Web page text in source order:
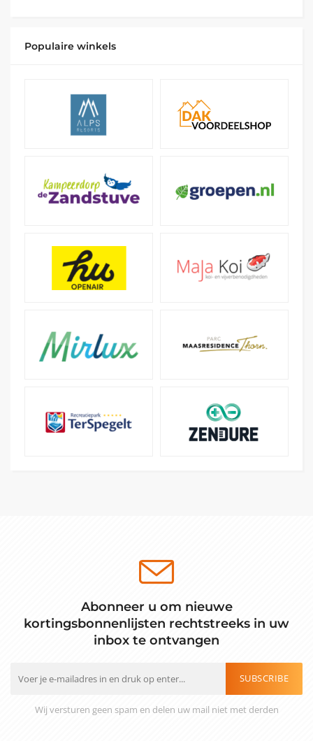
Populaire winkels
Abonneer u om nieuwe
kortingsbonnenlijsten rechtstreeks in uw
inbox te ontvangen
SUBSCRIBE
Wij versturen geen spam en delen uw mail niet met derden